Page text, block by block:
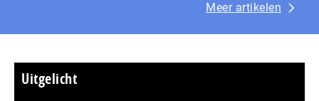
Meer artikelen
Uitgelicht